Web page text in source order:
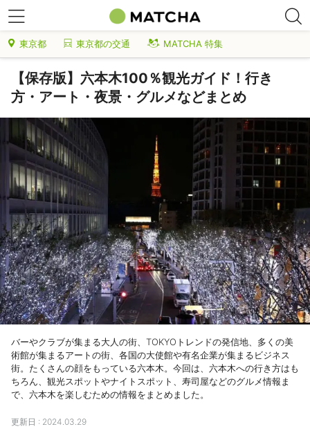
東京都 東京都の交通 MATCHA 特集
【保存版】六本木100％観光ガイド！行き
方・アート・夜景・グルメなどまとめ
バーやクラブが集まる大人の街、TOKYOトレンドの発信地、多くの美
術館が集まるアートの街、各国の大使館や有名企業が集まるビジネス
街。たくさんの顔をもっている六本木。今回は、六本木への行き方はも
ちろん、観光スポットやナイトスポット、寿司屋などのグルメ情報ま
で、六本木を楽しむための情報をまとめました。
更新日 : 2024.03.29